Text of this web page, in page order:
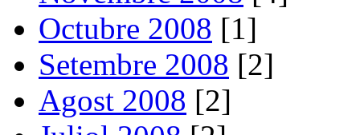
Octubre 2008 [1]
Setembre 2008 [2]
Agost 2008 [2]